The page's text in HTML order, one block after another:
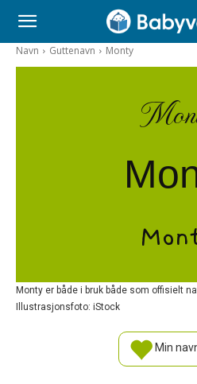
Navn Guttenavn Monty
Monty er både i bruk både som offisielt
Illustrasjonsfoto: iStock
Min